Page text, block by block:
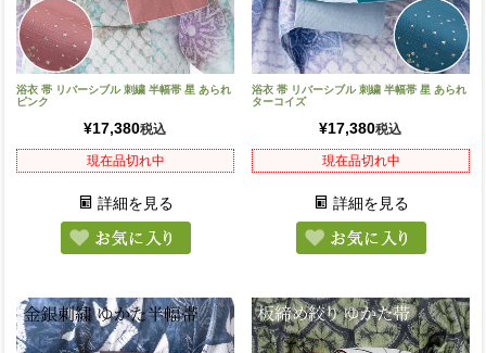
浴衣 帯 リバーシブル 刺繍 半幅帯 星 あられ
ピンク
¥17,380税込
現在品切れ中
詳細を見る
浴衣 帯 リバーシブル 刺繍 半幅帯 星 あられ
ターコイズ
¥17,380税込
現在品切れ中
詳細を見る